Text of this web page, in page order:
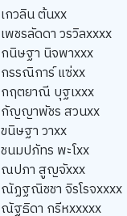
เกวลิน ต้นxx
เพชรลัดดา วรวิลxxxx
กนิษฐา นิจพาxxx
กรรณิการ์ แซ่xx
กฤตยาณี บุฐเxxx
กัญญาพัชร สวนxx
ขนิษฐา วาxx
ชนมปภัทร พะโxx
ณปภา สูญจัxxx
ณัฏฐณิชชา จิรโรจxxxx
ณัฐธิดา กรีหxxxxx